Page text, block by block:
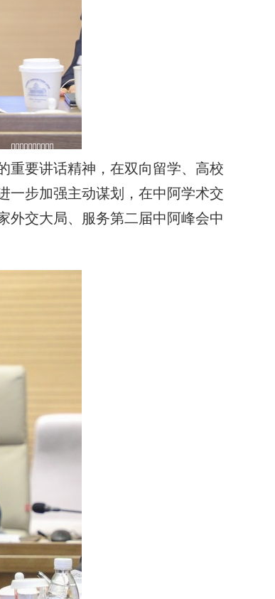
重要讲话精神，在双向留学、高校
一步加强主动谋划，在中阿学术交
外交大局、服务第二届中阿峰会中